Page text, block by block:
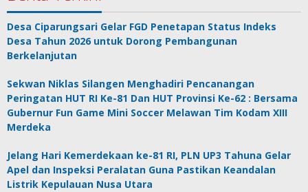
Desa Ciparungsari Gelar FGD Penetapan Status Indeks
Desa Tahun 2026 untuk Dorong Pembangunan
Berkelanjutan
Sekwan Niklas Silangen Menghadiri Pencanangan
Peringatan HUT RI Ke-81 Dan HUT Provinsi Ke-62 : Bersama
Gubernur Fun Game Mini Soccer Melawan Tim Kodam XIII
Merdeka
Jelang Hari Kemerdekaan ke-81 RI, PLN UP3 Tahuna Gelar
Apel dan Inspeksi Peralatan Guna Pastikan Keandalan
Listrik Kepulauan Nusa Utara